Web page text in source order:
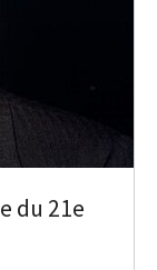
du 21e